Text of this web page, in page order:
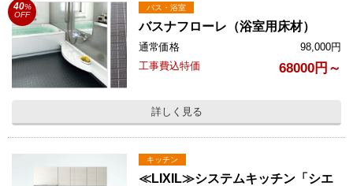
バス・浴室
バスナフローレ（浴室用床材）
通常価格 98,000円
工事費込特価
68000円～
40%
OFF
詳しく見る
キッチン
≪LIXIL≫システムキッチン「シエ